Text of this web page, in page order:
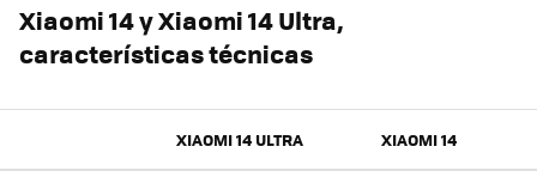
Xiaomi 14 y Xiaomi 14 Ultra,
características técnicas
XIAOMI 14 ULTRA XIAOMI 14